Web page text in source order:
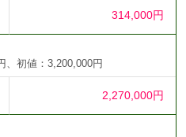
314,000円
、初値：3,200,000円
2,270,000円